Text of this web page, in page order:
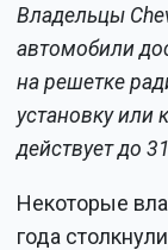
Владельцы
автомобили
на решетке
установку
действует до
Некоторые
года